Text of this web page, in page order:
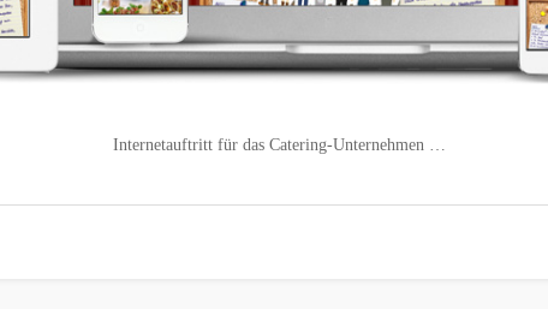
Internetauftritt für das Catering-Unternehmen …